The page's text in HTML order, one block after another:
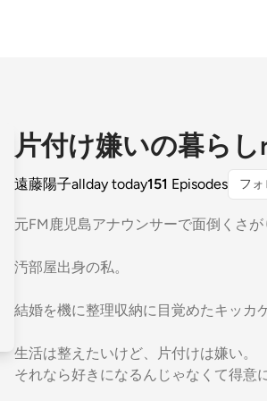
片付け嫌いの暮ら
遠藤陽子allday today151 Episodes フ
元FM鹿児島アナウンサーで面倒くさ
汚部屋出身の私。
結婚を機に整理収納に目覚めたキッカ
生活は整えたいけど、片付けは嫌い。
それなら好きになるんじゃなくて得意